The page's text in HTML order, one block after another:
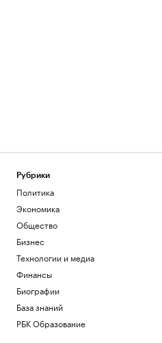
Рубрики
Политика
Экономика
Общество
Бизнес
Технологии и медиа
Финансы
Биографии
База знаний
РБК Образование